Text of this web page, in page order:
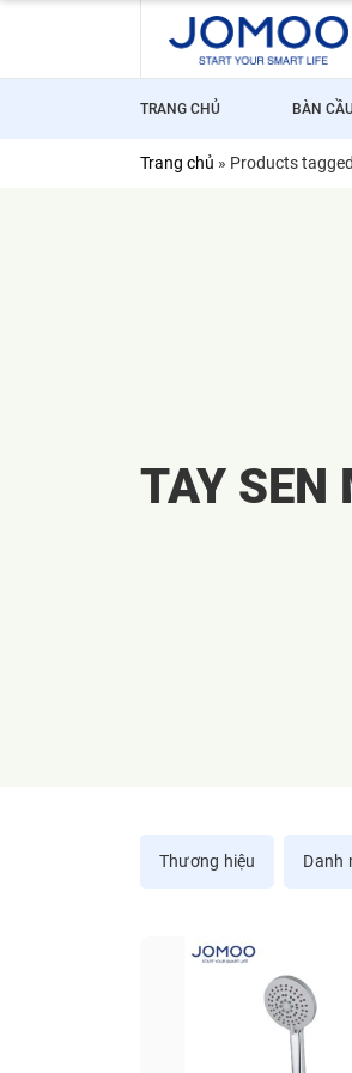
TRANG CHỦ BÀN CẦU
Trang chủ » Products
TAY SEN
Thương hiệu Danh